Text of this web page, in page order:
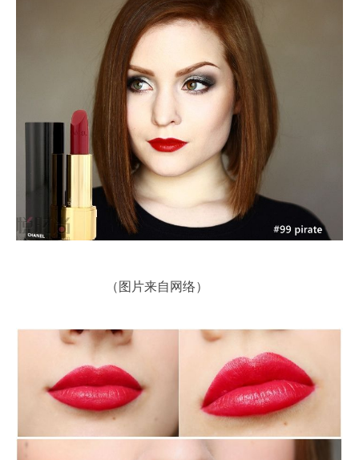
（图片来自网络）